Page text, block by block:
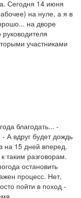
Сегодня 14 июня
на нуле, а я в
на дворе
участниками
благодать... -
А вдруг будет дождь
на 15 дней вперед.
таким разговорам.
остановить
процесс. Нет,
пойти в поход -